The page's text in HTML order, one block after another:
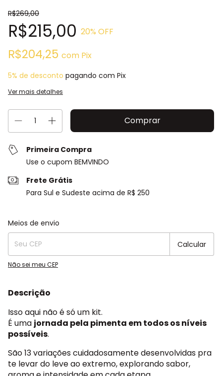
R$269,00
R$215,00 20% OFF
R$204,25 com Pix
5% de desconto pagando com Pix
Ver mais detalhes
Primeira Compra
Use o cupom BEMVINDO
Frete Grátis
Para Sul e Sudeste acima de R$ 250
Entregas para o CEP:
Meios de envio
Calcular
Não sei meu CEP
Descrição
Isso aqui não é só um kit.
É uma jornada pela pimenta em todos os níveis
possíveis.
São 13 variações cuidadosamente desenvolvidas pra
te levar do leve ao extremo, explorando sabor,